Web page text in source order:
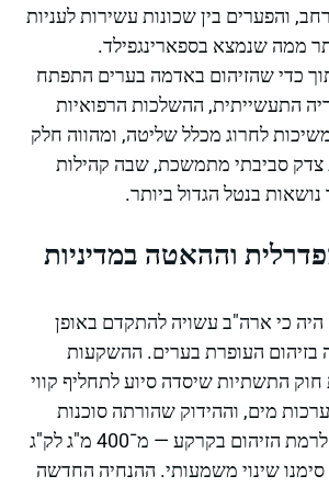
והפערים בין שכונות עשירות לעניות
ממה שנמצא בספארינגפילד.
כדי שהזיהום באדמה בערים התפתח
התעשייתית, ההשלכות הרפואיות
לחרוג מכלל שליטה, ומהווה חלק
צדק סביבתי מתמשכת, שבה קהילות
בנטל הגדול ביותר.
וההאטה במדיניות
היה כי ארה"ב עשויה להתקדם באופן
העופרת בערים. ההשקעות
התשתיות שיסדה סיוע לתחליף קווי
מים, וההידוק שהורתה סוכנות
ההגנה על הסביבה לרמת הזיהום בקרקע — מ־400 מ"ג לק"ג
— סימנו שינוי משמעותי. ההנחיה החדשה